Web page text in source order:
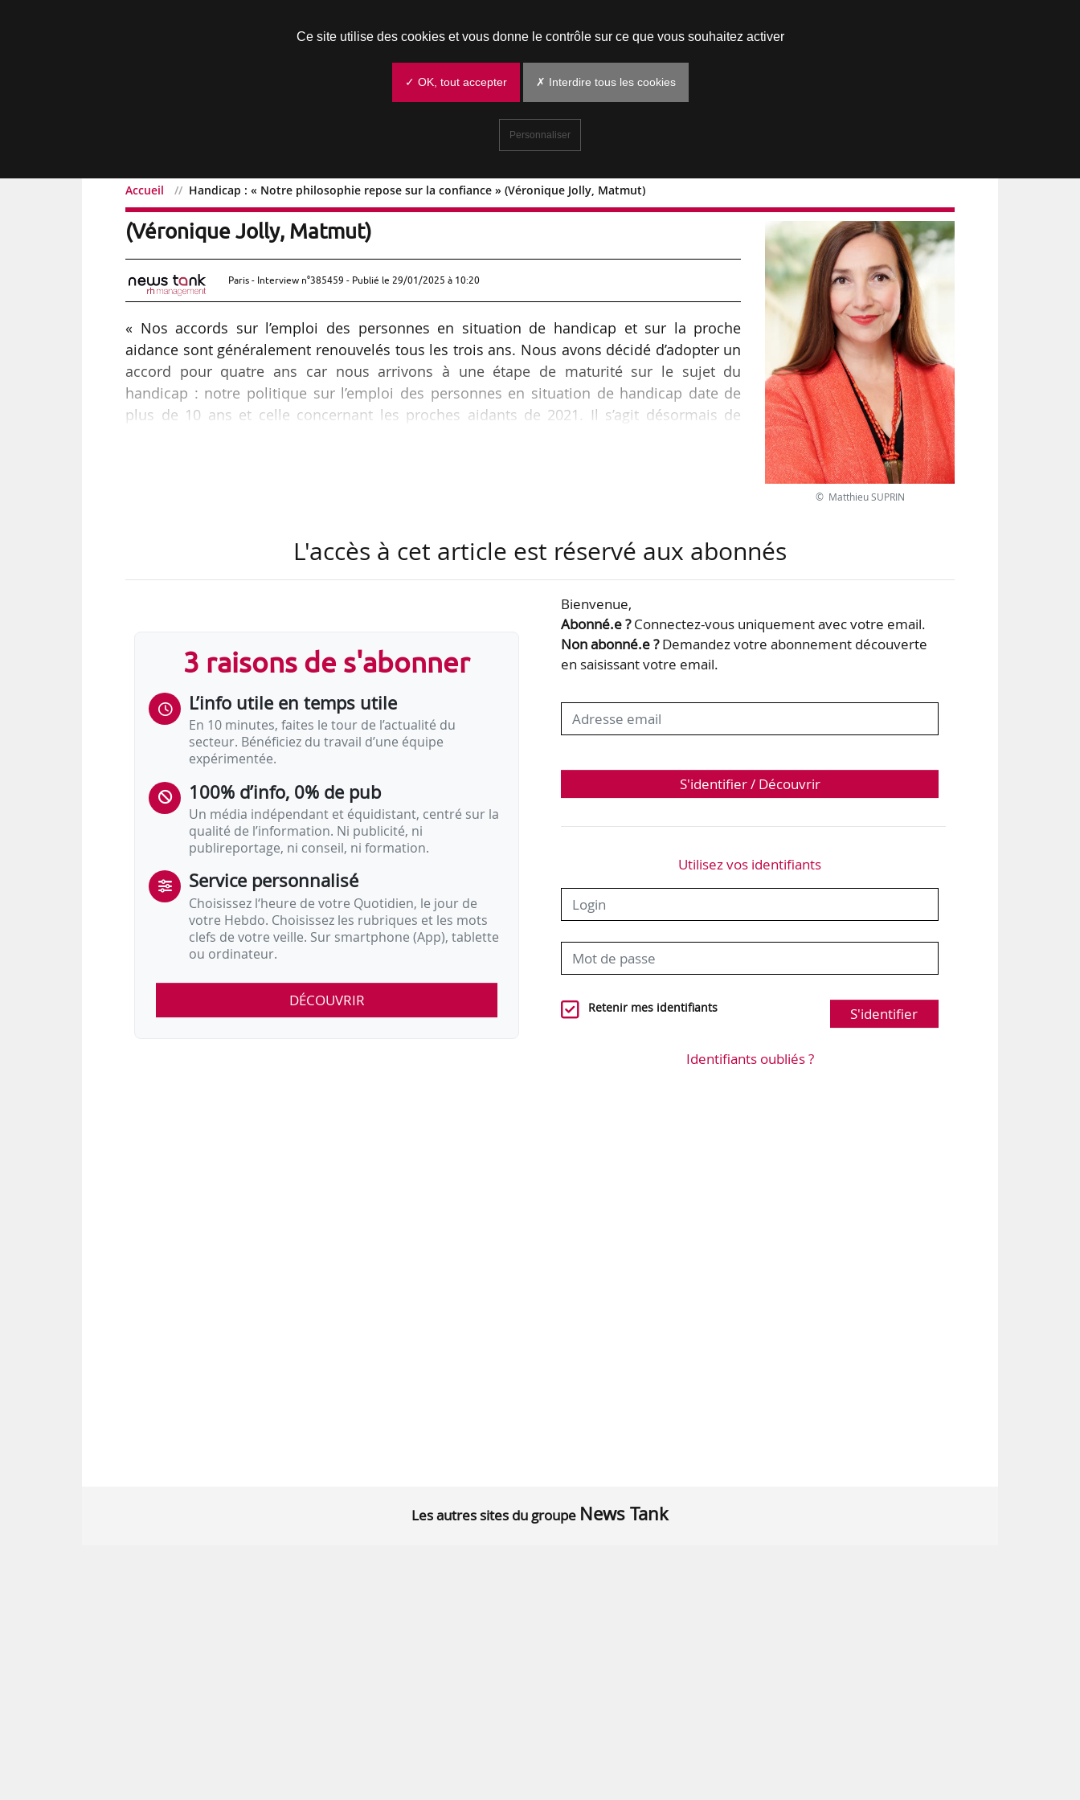
Accueil Handicap : « Notre philosophie repose sur la confiance » (Véronique Jolly, Matmut)
Handicap : « Notre philosophie repose sur la confiance »
(Véronique Jolly, Matmut)
Paris - Interview n°385459 - Publié le 29/01/2025 à 10:20
« Nos accords sur l’emploi des personnes en situation de handicap et sur la proche
aidance sont généralement renouvelés tous les trois ans. Nous avons décidé d’adopter un
accord pour quatre ans car nous arrivons à une étape de maturité sur le sujet du
handicap : notre politique sur l’emploi des personnes en situation de handicap date de
plus de 10 ans et celle concernant les proches aidants de 2021. Il s’agit désormais de
proches aidants a en effet ét…
© Matthieu SUPRIN
L'accès à cet article est réservé aux abonnés
3 raisons de s'abonner
L’info utile en temps utile
En 10 minutes, faites le tour de l’actualité du
secteur. Bénéficiez du travail d’une équipe
expérimentée.
100% d’info, 0% de pub
Un média indépendant et équidistant, centré sur la
qualité de l’information. Ni publicité, ni
publireportage, ni conseil, ni formation.
Service personnalisé
Choisissez l‘heure de votre Quotidien, le jour de
votre Hebdo. Choisissez les rubriques et les mots
clefs de votre veille. Sur smartphone (App), tablette
ou ordinateur.
DÉCOUVRIR
Bienvenue,
Abonné.e ?Connectez-vous uniquement avec votre email.
Non abonné.e ?Demandez votre abonnement découverte
en saisissant votre email.
S'identifier / Découvrir
Utilisez vos identifiants
Retenir mes identifiants S'identifier
Identifiants oubliés ?
Les autres sites du groupe News Tank
Ce site utilise des cookies et vous donne le contrôle sur ce que vous souhaitez activer
✓ OK, tout accepter ✗ Interdire tous les cookies
Personnaliser